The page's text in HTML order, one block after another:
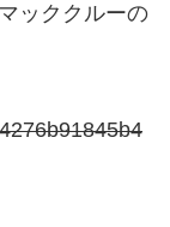
ッククルーの